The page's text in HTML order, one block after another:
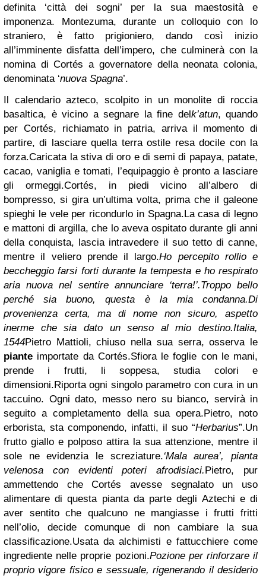
definita ‘città dei sogni’ per la sua maestosità e
imponenza. Montezuma, durante un colloquio con lo
straniero, è fatto prigioniero, dando così inizio
all’imminente disfatta dell’impero, che culminerà con la
nomina di Cortés a governatore della neonata colonia,
denominata ‘nuova Spagna’.
Il calendario azteco, scolpito in un monolite di roccia
basaltica, è vicino a segnare la fine delk’atun, quando
per Cortés, richiamato in patria, arriva il momento di
partire, di lasciare quella terra ostile resa docile con la
forza.Caricata la stiva di oro e di semi di papaya, patate,
cacao, vaniglia e tomati, l’equipaggio è pronto a lasciare
gli ormeggi.Cortés, in piedi vicino all’albero di
bompresso, si gira un’ultima volta, prima che il galeone
spieghi le vele per ricondurlo in Spagna.La casa di legno
e mattoni di argilla, che lo aveva ospitato durante gli anni
della conquista, lascia intravedere il suo tetto di canne,
mentre il veliero prende il largo.Ho percepito rollio e
beccheggio farsi forti durante la tempesta e ho respirato
aria nuova nel sentire annunciare ‘terra!’.Troppo bello
perché sia buono, questa è la mia condanna.Di
provenienza certa, ma di nome non sicuro, aspetto
inerme che sia dato un senso al mio destino.Italia,
1544Pietro Mattioli, chiuso nella sua serra, osserva le
piante importate da Cortés.Sfiora le foglie con le mani,
prende i frutti, li soppesa, studia colori e
dimensioni.Riporta ogni singolo parametro con cura in un
taccuino. Ogni dato, messo nero su bianco, servirà in
seguito a completamento della sua opera.Pietro, noto
erborista, sta componendo, infatti, il suo “Herbarius”.Un
frutto giallo e polposo attira la sua attenzione, mentre il
sole ne evidenzia le screziature.‘Mala aurea’, pianta
velenosa con evidenti poteri afrodisiaci.Pietro, pur
ammettendo che Cortés avesse segnalato un uso
alimentare di questa pianta da parte degli Aztechi e di
aver sentito che qualcuno ne mangiasse i frutti fritti
nell’olio, decide comunque di non cambiare la sua
classificazione.Usata da alchimisti e fattucchiere come
ingrediente nelle proprie pozioni.Pozione per rinforzare il
proprio vigore fisico e sessuale, rigenerando il desiderio